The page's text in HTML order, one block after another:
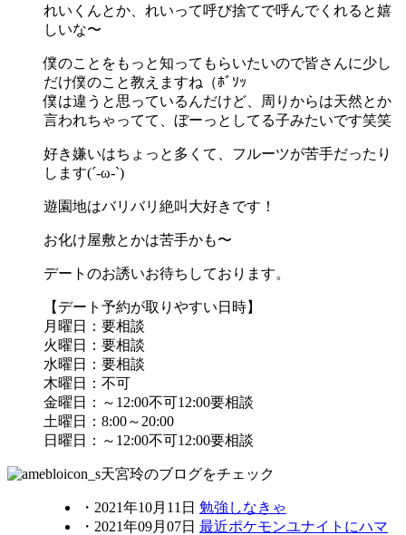
れいくんとか、れいって呼び捨てで呼んでくれると嬉
しいな〜
僕のことをもっと知ってもらいたいので皆さんに少し
だけ僕のこと教えますね（ﾎﾞｿｯ
僕は違うと思っているんだけど、周りからは天然とか
言われちゃってて、ぼーっとしてる子みたいです笑笑
好き嫌いはちょっと多くて、フルーツが苦手だったり
します(´-ω-`)
遊園地はバリバリ絶叫大好きです！
お化け屋敷とかは苦手かも〜
デートのお誘いお待ちしております。
【デート予約が取りやすい日時】
月曜日：要相談
火曜日：要相談
水曜日：要相談
木曜日：不可
金曜日：～12:00不可12:00要相談
土曜日：8:00～20:00
日曜日：～12:00不可12:00要相談
天宮玲のブログをチェック
・ 2021年10月11日 勉強しなきゃ
・ 2021年09月07日 最近ポケモンユナイトにハマ